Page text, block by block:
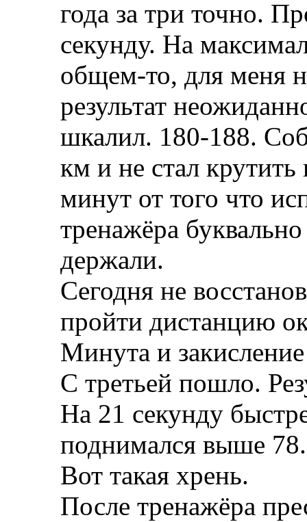
года за три точно.
секунду. На
общем-то, для меня
результат
шкалил. 180-188.
км и не стал
минут от того что
тренажёра
держали.
Сегодня не
пройти дистанцию
Минута и
С третьей пошло.
На 21 секунду
поднимался выше 78.
Вот такая хрень.
После тренажёра